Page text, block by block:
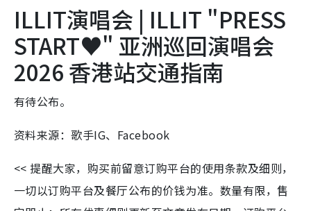
ILLIT演唱会 | ILLIT "PRESS
START♥︎" 亚洲巡回演唱会
2026 香港站交通指南
有待公布。
资料来源：歌手IG、Facebook
<< 提醒大家，购买前留意订购平台的使用条款及细则，
一切以订购平台及餐厅公布的价钱为准。数量有限，售